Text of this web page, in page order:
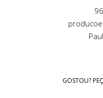
GOSTOU?